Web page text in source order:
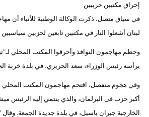
إحراق مكتبين حزبيين
في سياق متصل، ذكرت الوكالة الوطنية للأنباء أن
لبنان أشعلوا النار في مكتبين تابعين لحزبين سياسيين
وحطم مهاجمون النوافذ وأحرقوا المكتب المحلي
يرأسه رئيس الوزراء، سعد الحريري، في بلدة خربة
وفي هجوم منفصل، اقتحم مهاجمون المكتب المحلي
أكبر حزب في البرلمان، والذي ينتمي إليه الرئيس
الخارجية جبران باسيل، في بلدة جديدة الجمعة. وقال